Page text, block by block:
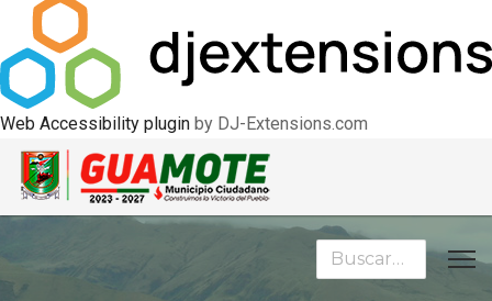
Web Accessibility plugin by DJ-Extensions.com
Buscar